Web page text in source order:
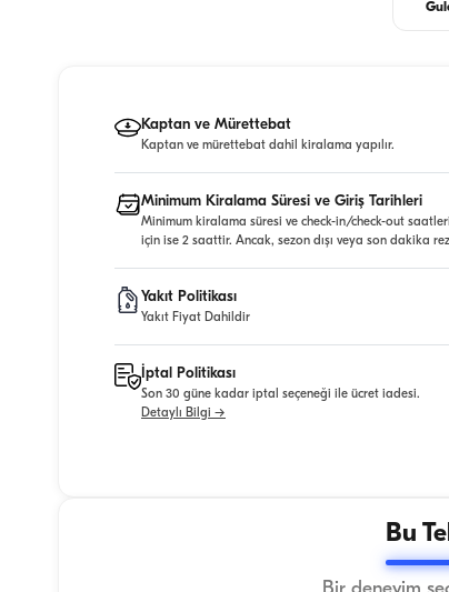
Kaptan ve Mürettebat
Kaptan ve mürettebat dahil kiralama yapılır.
Minimum Kiralama Süresi ve Giriş Tarihleri
Minimum kiralama süresi ve check-in/check-out
için ise 2 saattir. Ancak, sezon dışı veya son dakika
Yakıt Politikası
Yakıt Fiyat Dahildir
İptal Politikası
Son 30 güne kadar iptal seçeneği ile ücret iadesi.
Detaylı Bilgi →
Bu